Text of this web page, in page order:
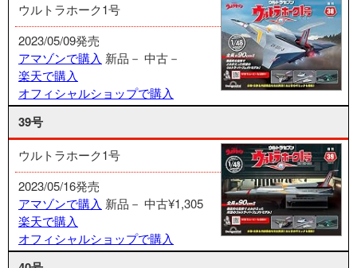
ウルトラホーク1号
2023/05/09発売
アマゾンで購入 新品－ 中古－
楽天で購入
オフィシャルショップで購入
39号
ウルトラホーク1号
2023/05/16発売
アマゾンで購入 新品－ 中古¥1,305
楽天で購入
オフィシャルショップで購入